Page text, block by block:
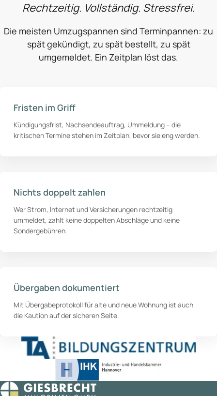
Rechtzeitig. Vollständig. Stressfrei.
Die meisten Umzugspannen sind Terminpannen: zu
spät gekündigt, zu spät bestellt, zu spät
umgemeldet. Ein Zeitplan löst das.
Fristen im Griff
Kündigungsfrist, Nachsendeauftrag, Ummeldung – die
kritischen Termine stehen im Zeitplan, bevor sie eng werden.
Nichts doppelt zahlen
Wer Strom, Internet und Versicherungen rechtzeitig
ummeldet, zahlt keine doppelten Abschläge und keine
Sondergebühren.
Übergaben dokumentiert
Mit Übergabeprotokoll für alte und neue Wohnung ist auch
die Kaution auf der sicheren Seite.